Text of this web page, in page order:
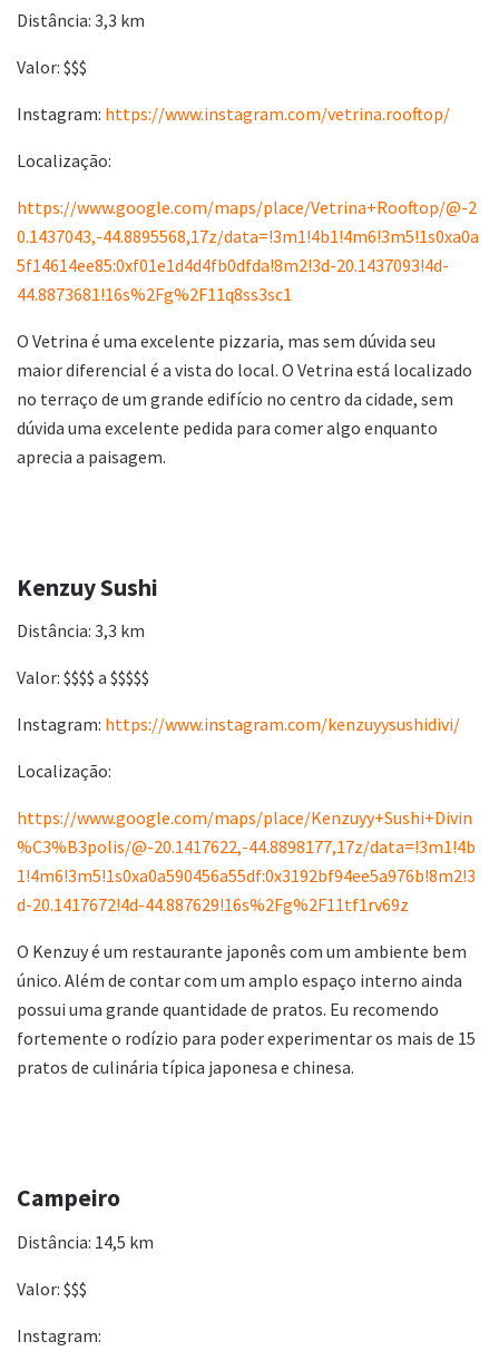
Distância: 3,3 km
Valor: $$$
Instagram: https://www.instagram.com/vetrina.rooftop/
Localização:
https://www.google.com/maps/place/Vetrina+Rooftop/@-2
0.1437043,-44.8895568,17z/data=!3m1!4b1!4m6!3m5!1s0xa0a
5f14614ee85:0xf01e1d4d4fb0dfda!8m2!3d-20.1437093!4d-
44.8873681!16s%2Fg%2F11q8ss3sc1
O Vetrina é uma excelente pizzaria, mas sem dúvida seu
maior diferencial é a vista do local. O Vetrina está localizado
no terraço de um grande edifício no centro da cidade, sem
dúvida uma excelente pedida para comer algo enquanto
aprecia a paisagem.
Kenzuy Sushi
Distância: 3,3 km
Valor: $$$$ a $$$$$
Instagram: https://www.instagram.com/kenzuyysushidivi/
Localização:
https://www.google.com/maps/place/Kenzuyy+Sushi+Divin
%C3%B3polis/@-20.1417622,-44.8898177,17z/data=!3m1!4b
1!4m6!3m5!1s0xa0a590456a55df:0x3192bf94ee5a976b!8m2!3
d-20.1417672!4d-44.887629!16s%2Fg%2F11tf1rv69z
O Kenzuy é um restaurante japonês com um ambiente bem
único. Além de contar com um amplo espaço interno ainda
possui uma grande quantidade de pratos. Eu recomendo
fortemente o rodízio para poder experimentar os mais de 15
pratos de culinária típica japonesa e chinesa.
Campeiro
Distância: 14,5 km
Valor: $$$
Instagram: